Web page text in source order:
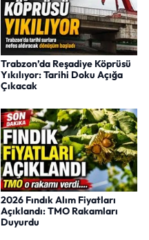
Trabzon’da Reşadiye Köprüsü
Yıkılıyor: Tarihi Doku Açığa
Çıkacak
2026 Fındık Alım Fiyatları
Açıklandı: TMO Rakamları
Duyurdu